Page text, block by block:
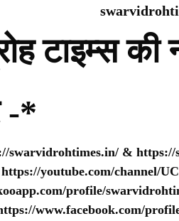
टाइम्स
-*
swarvidrohtimes.in/ & https://
https://youtube.com/channel/
profile/
www.facebook.com/